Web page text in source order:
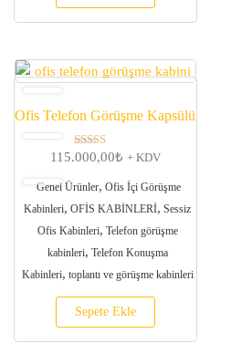
Ofis Telefon Görüşme Kapsülü
5 üzerinden
115.000,00₺ + KDV
Genel Ürünler, Ofis İçi Görüşme
Kabinleri, OFİS KABİNLERİ, Sessiz
Ofis Kabinleri, Telefon görüşme
kabinleri, Telefon Konuşma
Kabinleri, toplantı ve görüşme kabinleri
Sepete Ekle